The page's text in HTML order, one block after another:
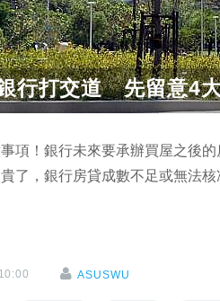
行打交道 先留意4
項！銀行未來要承辦買屋之後
了，銀行房貸成數不足或無法核
ASUSWU